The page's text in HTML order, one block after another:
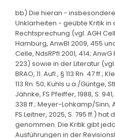
bb) Die hieran -
Unklarheiten - geübte Kritik
Rechtsprechung (vgl. AGH
Hamburg, AnwBl 2009, 455
Celle, NdsRPfl 2001, 414;
223) sowie in der Literatur
BRAO, 11. Aufl., § 113 Rn. 47 ff.;
113 Rn. 50; Kuhls u.a./Güntge,
Jähnke, FS Pfeiffer, 1988, S.
338 ff.; Meyer-Lohkamp/Sinn,
FS Leitner, 2025, S. 795 ff.) hat
genommen. Die Kritik gibt
Ausführungen in der